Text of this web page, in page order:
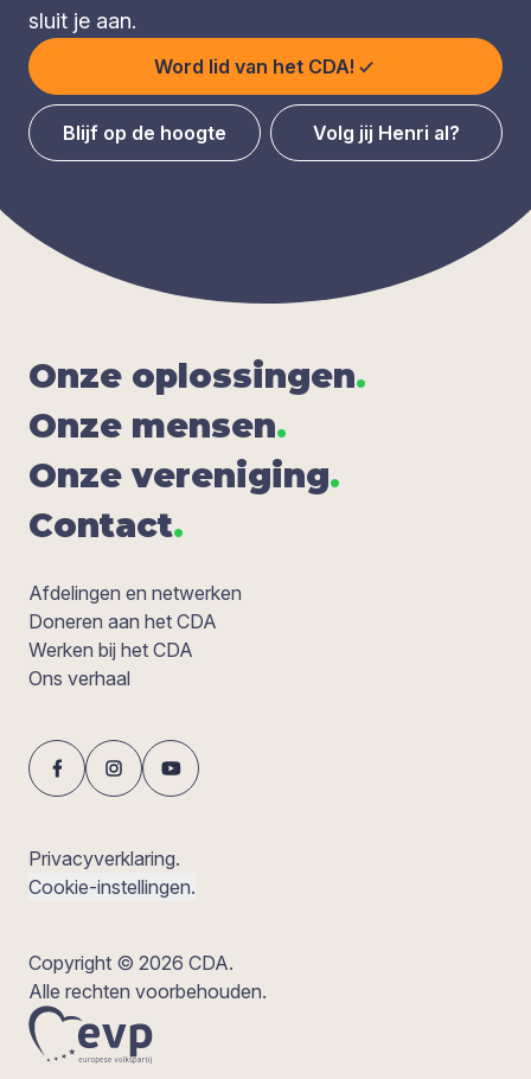
sluit je aan.
Word lid van het CDA!
Blijf op de hoogte Volg jij Henri al?
Onze oplos­sin­gen.
Onze men­sen.
Onze ver­e­ni­ging.
Con­tact.
Afdelingen en netwerken
Doneren aan het CDA
Werken bij het CDA
Ons verhaal
Privacyverklaring.
Cookie-instellingen.
Copyright © 2026 CDA.
Alle rechten voorbehouden.